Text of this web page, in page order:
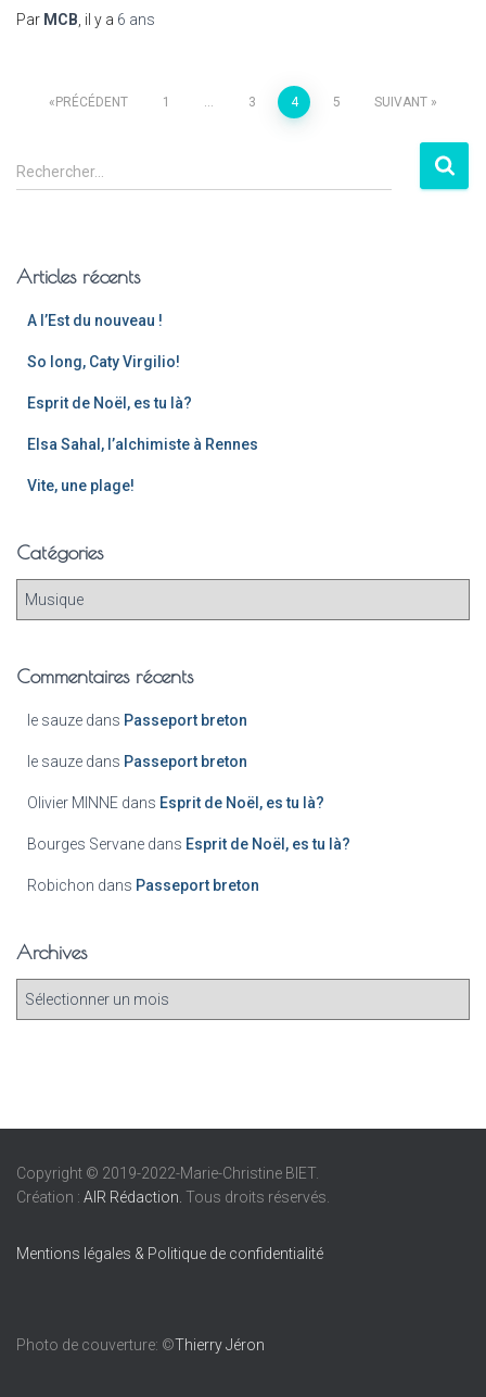
Par MCB , il y a 6 ans
PRÉCÉDENT 1 … 3 4 5 SUIVANT
Rechercher…
Articles récents
A l’Est du nouveau !
So long, Caty Virgilio!
Esprit de Noël, es tu là?
Elsa Sahal, l’alchimiste à Rennes
Vite, une plage!
Catégories
Commentaires récents
le sauze dans Passeport breton
le sauze dans Passeport breton
Olivier MINNE dans Esprit de Noël, es tu là?
Bourges Servane dans Esprit de Noël, es tu là?
Robichon dans Passeport breton
Archives
Copyright © 2019-2022-Marie-Christine BIET.
Création : AIR Rédaction. Tous droits réservés.
Mentions légales & Politique de confidentialité
Photo de couverture: ©Thierry Jéron